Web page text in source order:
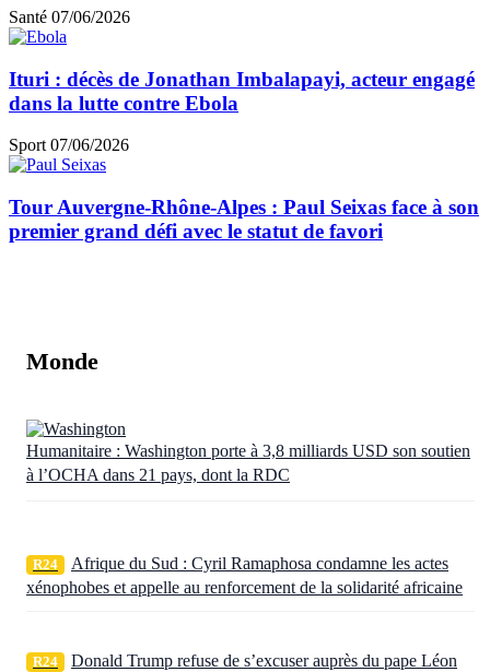
Santé 07/06/2026
Ituri : décès de Jonathan Imbalapayi, acteur engagé
dans la lutte contre Ebola
Sport 07/06/2026
Tour Auvergne-Rhône-Alpes : Paul Seixas face à son
premier grand défi avec le statut de favori
Monde
Humanitaire : Washington porte à 3,8 milliards USD son soutien
à l’OCHA dans 21 pays, dont la RDC
R24
Afrique du Sud : Cyril Ramaphosa condamne les actes
xénophobes et appelle au renforcement de la solidarité africaine
R24
Donald Trump refuse de s’excuser auprès du pape Léon